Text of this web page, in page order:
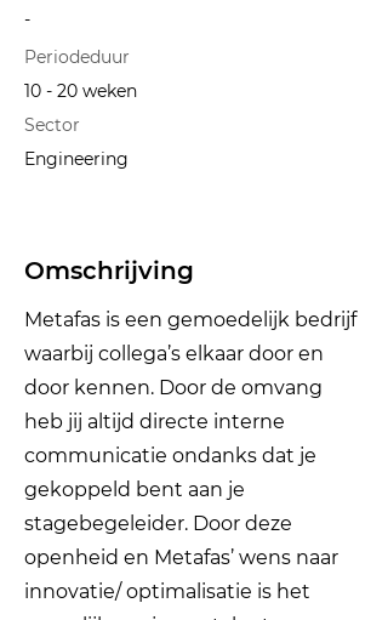
-
Periodeduur
10 - 20 weken
Sector
Engineering
Omschrijving
Metafas is een gemoedelijk bedrijf
waarbij collega’s elkaar door en
door kennen. Door de omvang
heb jij altijd directe interne
communicatie ondanks dat je
gekoppeld bent aan je
stagebegeleider. Door deze
openheid en Metafas’ wens naar
innovatie/ optimalisatie is het